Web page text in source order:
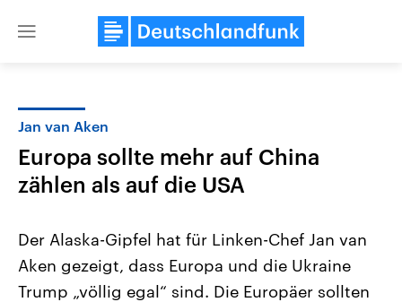
Close
Jan van Aken
Europa sollte mehr auf China
zählen als auf die USA
Der Alaska-Gipfel hat für Linken-Chef Jan van
Aken gezeigt, dass Europa und die Ukraine
Trump „völlig egal“ sind. Die Europäer sollten